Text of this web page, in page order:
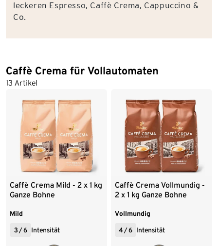
leckeren Espresso, Caffè Crema, Cappuccino &
Co.
Caffè Crema für Vollautomaten
13 Artikel
Caffè Crema Mild - 2 x 1 kg
Ganze Bohne
Mild
3/6 Intensität
Caffè Crema Vollmundig -
2 x 1 kg Ganze Bohne
Vollmundig
4/6 Intensität